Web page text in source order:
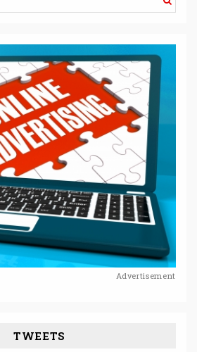
Advertisement
TWEETS